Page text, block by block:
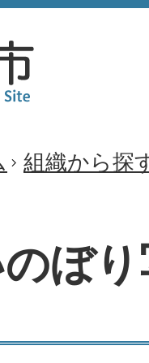
組織から探
ぼ